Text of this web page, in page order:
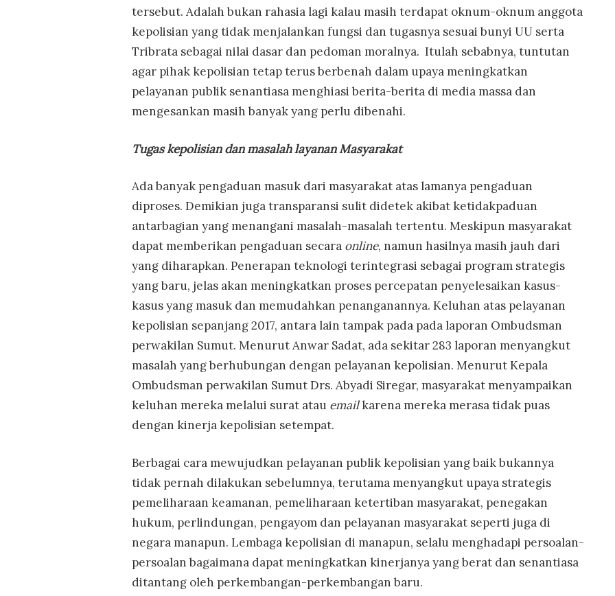
tersebut. Adalah bukan rahasia lagi kalau masih terdapat oknum-oknum anggota
kepolisian yang tidak menjalankan fungsi dan tugasnya sesuai bunyi UU serta
Tribrata sebagai nilai dasar dan pedoman moralnya. Itulah sebabnya, tuntutan
agar pihak kepolisian tetap terus berbenah dalam upaya meningkatkan
pelayanan publik senantiasa menghiasi berita-berita di media massa dan
mengesankan masih banyak yang perlu dibenahi.
Tugas kepolisian dan masalah layanan Masyarakat
Ada banyak pengaduan masuk dari masyarakat atas lamanya pengaduan
diproses. Demikian juga transparansi sulit didetek akibat ketidakpaduan
antarbagian yang menangani masalah-masalah tertentu. Meskipun masyarakat
dapat memberikan pengaduan secara online, namun hasilnya masih jauh dari
yang diharapkan. Penerapan teknologi terintegrasi sebagai program strategis
yang baru, jelas akan meningkatkan proses percepatan penyelesaikan kasus-
kasus yang masuk dan memudahkan penanganannya. Keluhan atas pelayanan
kepolisian sepanjang 2017, antara lain tampak pada pada laporan Ombudsman
perwakilan Sumut. Menurut Anwar Sadat, ada sekitar 283 laporan menyangkut
masalah yang berhubungan dengan pelayanan kepolisian. Menurut Kepala
Ombudsman perwakilan Sumut Drs. Abyadi Siregar, masyarakat menyampaikan
keluhan mereka melalui surat atau emailkarena mereka merasa tidak puas
dengan kinerja kepolisian setempat.
Berbagai cara mewujudkan pelayanan publik kepolisian yang baik bukannya
tidak pernah dilakukan sebelumnya, terutama menyangkut upaya strategis
pemeliharaan keamanan, pemeliharaan ketertiban masyarakat, penegakan
hukum, perlindungan, pengayom dan pelayanan masyarakat seperti juga di
negara manapun. Lembaga kepolisian di manapun, selalu menghadapi persoalan-
persoalan bagaimana dapat meningkatkan kinerjanya yang berat dan senantiasa
ditantang oleh perkembangan-perkembangan baru.